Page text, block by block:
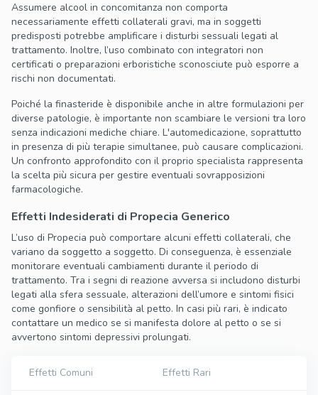
Assumere alcool in concomitanza non comporta
necessariamente effetti collaterali gravi, ma in soggetti
predisposti potrebbe amplificare i disturbi sessuali legati al
trattamento. Inoltre, l’uso combinato con integratori non
certificati o preparazioni erboristiche sconosciute può esporre a
rischi non documentati.
Poiché la finasteride è disponibile anche in altre formulazioni per
diverse patologie, è importante non scambiare le versioni tra loro
senza indicazioni mediche chiare. L'automedicazione, soprattutto
in presenza di più terapie simultanee, può causare complicazioni.
Un confronto approfondito con il proprio specialista rappresenta
la scelta più sicura per gestire eventuali sovrapposizioni
farmacologiche.
Effetti Indesiderati di Propecia Generico
L’uso di Propecia può comportare alcuni effetti collaterali, che
variano da soggetto a soggetto. Di conseguenza, è essenziale
monitorare eventuali cambiamenti durante il periodo di
trattamento. Tra i segni di reazione avversa si includono disturbi
legati alla sfera sessuale, alterazioni dell’umore e sintomi fisici
come gonfiore o sensibilità al petto. In casi più rari, è indicato
contattare un medico se si manifesta dolore al petto o se si
avvertono sintomi depressivi prolungati.
Effetti Comuni Effetti Rari